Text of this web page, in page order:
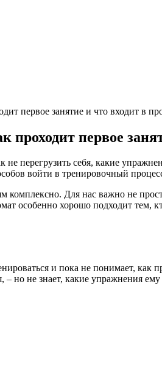
первое занятие и что входит в
первое
не перегрузить себя, какие
войти в тренировочный
комплексно. Для нас важно не
особенно хорошо подходит тем,
и пока не понимает, как
но не знает, какие упражнения